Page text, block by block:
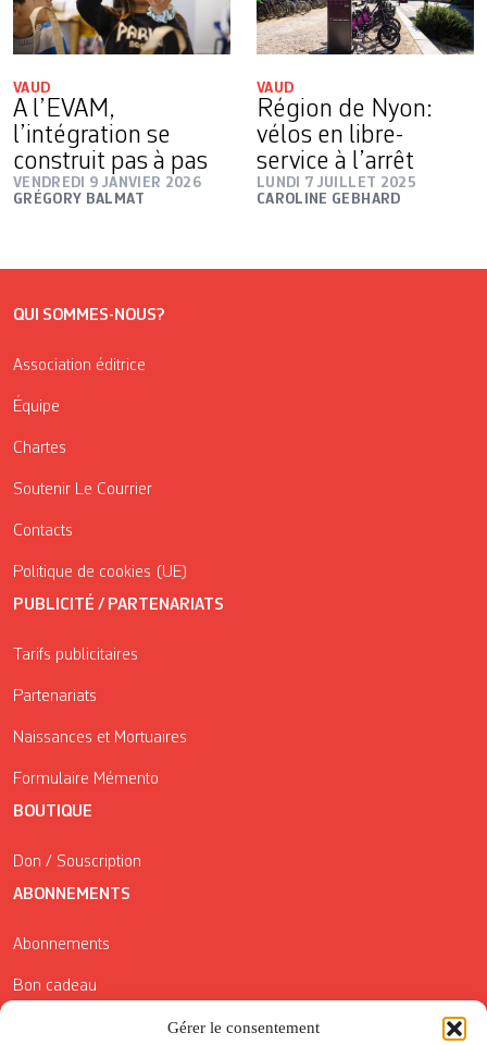
Gérer le consentement
VAUD
A l’EVAM,
l’intégration se
construit pas à pas
VENDREDI 9 JANVIER 2026
GRÉGORY BALMAT
VAUD
Région de Nyon:
vélos en libre-
service à l’arrêt
LUNDI 7 JUILLET 2025
CAROLINE GEBHARD
QUI SOMMES-NOUS?
Association éditrice
Équipe
Chartes
Soutenir Le Courrier
Contacts
Politique de cookies (UE)
PUBLICITÉ / PARTENARIATS
Tarifs publicitaires
Partenariats
Naissances et Mortuaires
Formulaire Mémento
BOUTIQUE
Don / Souscription
ABONNEMENTS
Abonnements
Bon cadeau
Conditions générales de vente